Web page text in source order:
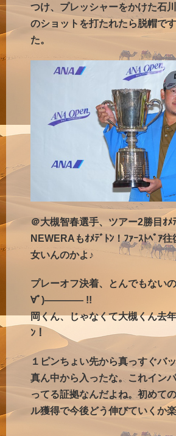
つけ、プレッシャーをかけた石
のショットを打たれたら脱帽で
た。
＠大槻智春選手、ツアー2勝目ｵﾒ
NEWERAもｵﾒﾃﾞﾄﾝ！ﾌｧｰｽﾄﾍﾟｱ
女いんのかよ♪
プレーオフ決着、とんでもな
∀ﾟ)―――― !!
岡くん、じゃなくて大槻くん去
ﾝ！
１ピンちょい先から真っすぐバ
真ん中から入ったな。これイン
ってる証拠なんだよね。初めて
ル獲得で今後どう伸びていくか